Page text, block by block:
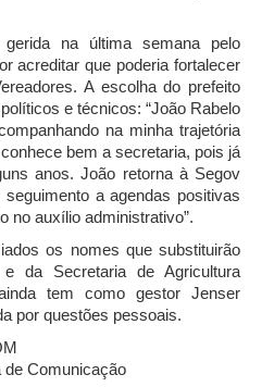
na última semana pelo
acreditar que poderia fortalecer
A escolha do prefeito
e técnicos: “João Rabelo
na minha trajetória
bem a secretaria, pois já
anos. João retorna à Segov
a agendas positivas
no auxílio administrativo”.
os nomes que substituirão
da Secretaria de Agricultura
tem como gestor Jenser
por questões pessoais.
Comunicação